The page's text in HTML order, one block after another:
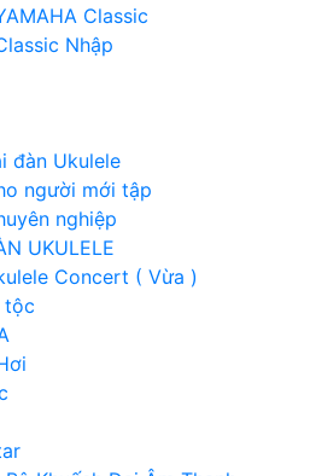
Classic
Nhập
đàn Ukulele
người mới tập
nghiệp
UKULELE
Concert ( Vừa )
tộc